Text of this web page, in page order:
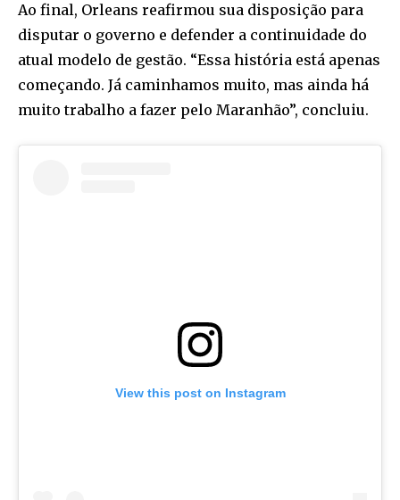
Ao final, Orleans reafirmou sua disposição para
disputar o governo e defender a continuidade do
atual modelo de gestão. “Essa história está apenas
começando. Já caminhamos muito, mas ainda há
muito trabalho a fazer pelo Maranhão”, concluiu.
View this post on Instagram